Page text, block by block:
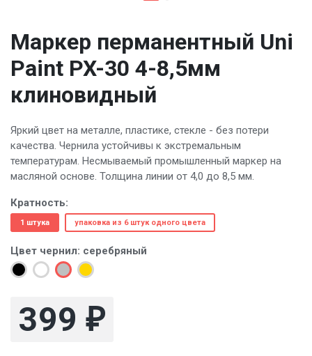
Маркер перманентный Uni
Paint PX-30 4-8,5мм
клиновидный
Яркий цвет на металле, пластике, стекле - без потери
качества. Чернила устойчивы к экстремальным
температурам. Несмываемый промышленный маркер на
масляной основе. Толщина линии от 4,0 до 8,5 мм.
Кратность:
1 штука упаковка из 6 штук одного цвета
Цвет чернил: серебряный
399 ₽